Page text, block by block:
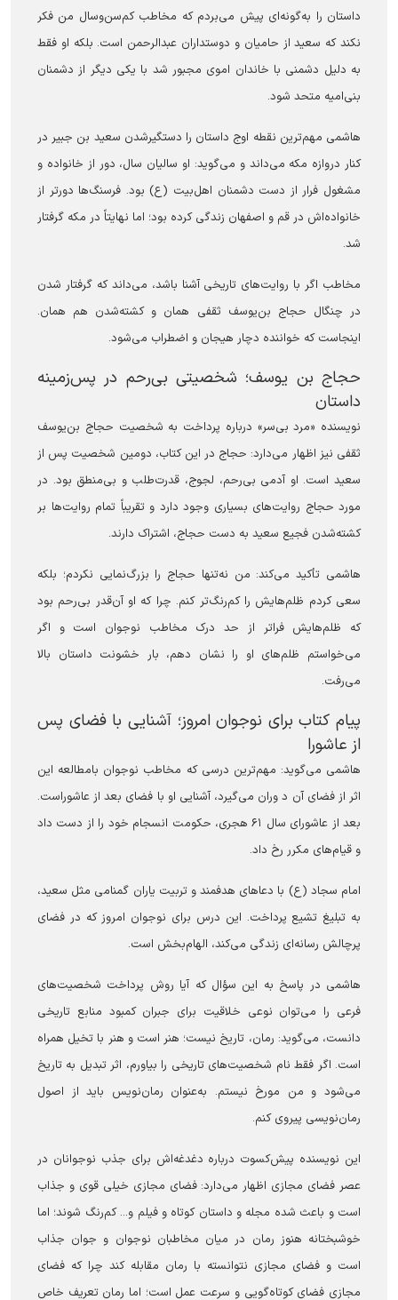
داستان را به‌گونه‌ای پیش می‌بردم که مخاطب کم‌سن‌وسال من فکر
نکند که سعید از حامیان و دوستداران عبدالرحمن است. بلکه او فقط
به دلیل دشمنی با خاندان اموی مجبور شد با یکی دیگر از دشمنان
بنی‌امیه متحد شود.
هاشمی مهم‌ترین نقطه اوج داستان را دستگیرشدن سعید بن جبیر در
کنار دروازه مکه می‌داند و می‌گوید: او سالیان سال، دور از خانواده و
مشغول فرار از دست دشمنان اهل‌بیت (ع) بود. فرسنگ‌ها دورتر از
خانواده‌اش در قم و اصفهان زندگی کرده بود؛ اما نهایتاً در مکه گرفتار
شد.
مخاطب اگر با روایت‌های تاریخی آشنا باشد، می‌داند که گرفتار شدن
در چنگال حجاج بن‌یوسف ثقفی همان و کشته‌شدن هم همان.
اینجاست که خواننده دچار هیجان و اضطراب می‌شود.
حجاج بن یوسف؛ شخصیتی بی‌رحم در پس‌زمینه
داستان
نویسنده «مرد بی‌سر» درباره پرداخت به شخصیت حجاج بن‌یوسف
ثقفی نیز اظهار می‌دارد: حجاج در این کتاب، دومین شخصیت پس از
سعید است. او آدمی بی‌رحم، لجوج، قدرت‌طلب و بی‌منطق بود. در
مورد حجاج روایت‌های بسیاری وجود دارد و تقریباً تمام روایت‌ها بر
کشته‌شدن فجیع سعید به دست حجاج، اشتراک دارند.
هاشمی تأکید می‌کند: من نه‌تنها حجاج را بزرگ‌نمایی نکردم؛ بلکه
سعی کردم ظلم‌هایش را کم‌رنگ‌تر کنم. چرا که او آن‌قدر بی‌رحم بود
که ظلم‌هایش فراتر از حد درک مخاطب نوجوان است و اگر
می‌خواستم ظلم‌های او را نشان دهم، بار خشونت داستان بالا
می‌رفت.
پیام کتاب برای نوجوان امروز؛ آشنایی با فضای پس
از عاشورا
هاشمی می‌گوید: مهم‌ترین درسی که مخاطب نوجوان بامطالعه این
اثر از فضای آن د وران می‌گیرد، آشنایی او با فضای بعد از عاشوراست.
بعد از عاشورای سال ۶۱ هجری، حکومت انسجام خود را از دست داد
و قیام‌های مکرر رخ داد.
امام سجاد (ع) با دعا‌های هدفمند و تربیت یاران گمنامی مثل سعید،
به تبلیغ تشیع پرداخت. این درس برای نوجوان امروز که در فضای
پرچالش رسانه‌ای زندگی می‌کند، الهام‌بخش است.
هاشمی در پاسخ به این سؤال که آیا روش پرداخت شخصیت‌های
فرعی را می‌توان نوعی خلاقیت برای جبران کمبود منابع تاریخی
دانست، می‌گوید: رمان، تاریخ نیست؛ هنر است و هنر با تخیل همراه
است. اگر فقط نام شخصیت‌های تاریخی را بیاورم، اثر تبدیل به تاریخ
می‌شود و من مورخ نیستم. به‌عنوان رمان‌نویس باید از اصول
رمان‌نویسی پیروی کنم.
این نویسنده پیش‌کسوت درباره دغدغه‌اش برای جذب نوجوانان در
عصر فضای مجازی اظهار می‌دارد: فضای مجازی خیلی قوی و جذاب
است و باعث شده مجله و داستان کوتاه و فیلم و... کم‌رنگ شوند؛ اما
خوشبختانه هنوز رمان در میان مخاطبان نوجوان و جوان جذاب
است و فضای مجازی نتوانسته با رمان مقابله کند چرا که فضای
مجازی فضای کوتاه‌گویی و سرعت عمل است؛ اما رمان تعریف خاص